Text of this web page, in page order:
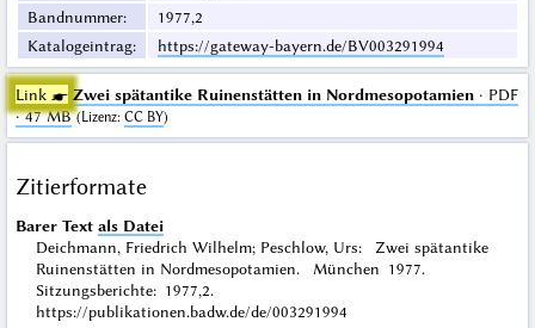
Bandnummer:
1977,2
Katalogeintrag: https://gateway-bayern.de/BV003291994
Link ☛ Zwei spätantike Ruinenstätten in Nordmesopotamien· PDF
· 47 MB (Lizenz: CC BY)
Zitierformate
Barer Text als Datei
Deichmann, Friedrich Wilhelm; Peschlow, Urs: Zwei spätantike
Ruinenstätten in Nordmesopotamien. München 1977.
Sitzungsberichte: 1977,2.
https://publikationen.badw.de/de/003291994